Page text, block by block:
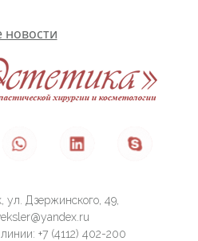
новости
ул. Дзержинского, 49,
+7 (4112) 402-200